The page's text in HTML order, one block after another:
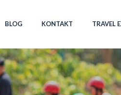
BLOG KONTAKT TRAVEL